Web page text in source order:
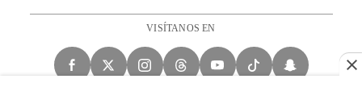
VISÍTANOS EN